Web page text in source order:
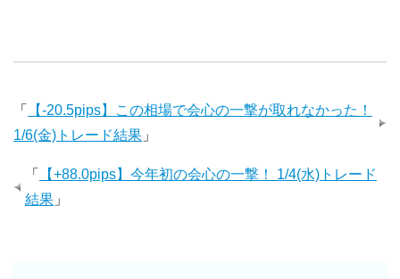
「
【-20.5pips】この相場で会心の一撃が取れなかった！
1/6(金)トレード結果 」
「
【+88.0pips】今年初の会心の一撃！ 1/4(水)トレード
結果 」